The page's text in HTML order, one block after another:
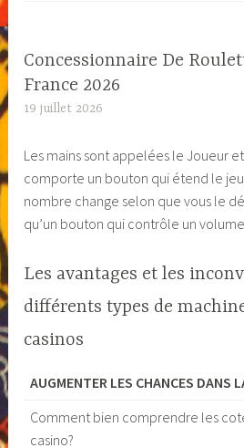
Concessionnaire De
France 2026
19 juillet 2026
Les mains sont appelées le Joueur
comporte un bouton qui étend le
nombre change selon que vous le
qu’un bouton qui contrôle un volume
Les avantages et les
différents types de
casinos
AUGMENTER LES CHANCES DANS
Comment bien comprendre les
casino?